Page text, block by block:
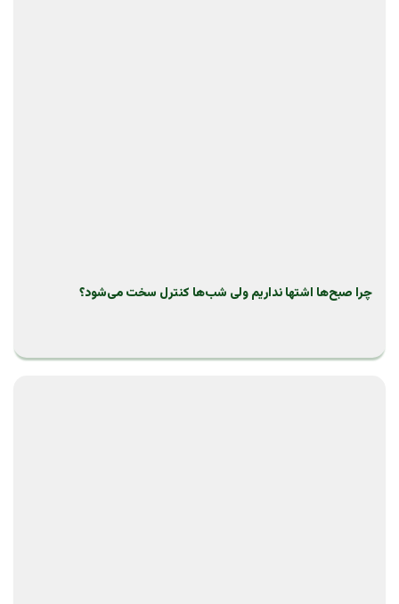
چرا صبح‌ها اشتها نداریم ولی شب‌ها کنترل سخت می‌شود؟